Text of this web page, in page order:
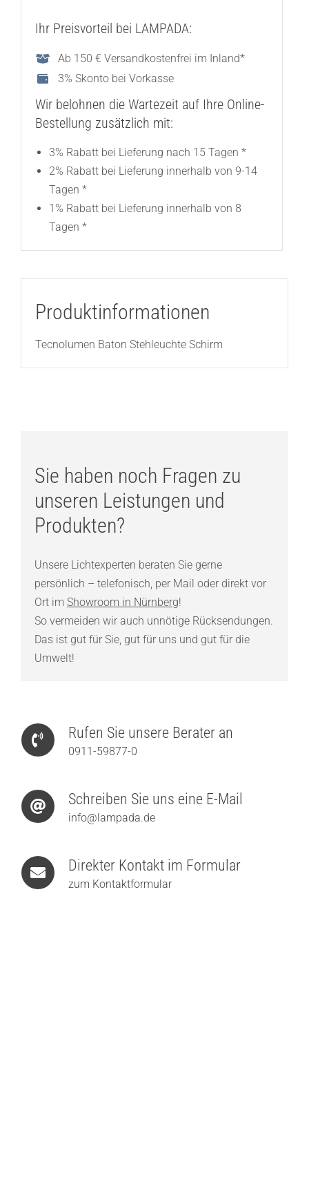
Ihr Preisvorteil bei LAMPADA:
Ab 150 € Versandkostenfrei im Inland*
3% Skonto bei Vorkasse
Wir belohnen die Wartezeit auf Ihre Online-
Bestellung zusätzlich mit:
3% Rabatt bei Lieferung nach 15 Tagen *
2% Rabatt bei Lieferung innerhalb von 9-14
Tagen *
1% Rabatt bei Lieferung innerhalb von 8
Tagen *
Produktinformationen
Tecnolumen Baton Stehleuchte Schirm
Sie haben noch Fragen zu
unseren Leistungen und
Produkten?
Unsere Lichtexperten beraten Sie gerne
persönlich – telefonisch, per Mail oder direkt vor
Ort im Showroom in Nürnberg!
So vermeiden wir auch unnötige Rücksendungen.
Das ist gut für Sie, gut für uns und gut für die
Umwelt!
Rufen Sie unsere Berater an
0911-59877-0
Schreiben Sie uns eine E-Mail
info@lampada.de
Direkter Kontakt im Formular
zum Kontaktformular